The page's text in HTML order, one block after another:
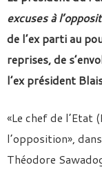
excuses à
de l’ex parti au
reprises, de
l’ex président
«Le chef de l’Etat
l’opposition»,
Théodore